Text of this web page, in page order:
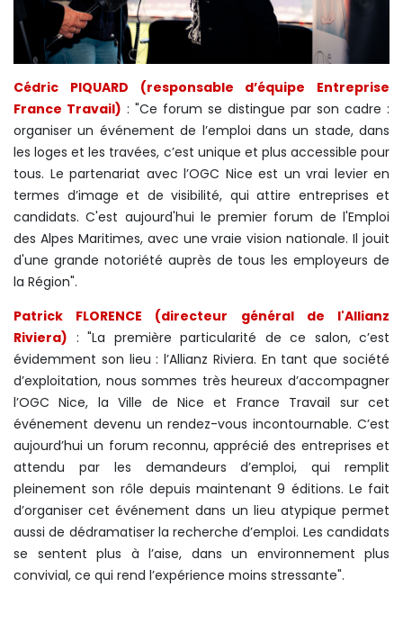
Cédric PIQUARD (responsable d’équipe Entreprise
France Travail) : "Ce forum se distingue par son cadre :
organiser un événement de l’emploi dans un stade, dans
les loges et les travées, c’est unique et plus accessible pour
tous. Le partenariat avec l’OGC Nice est un vrai levier en
termes d’image et de visibilité, qui attire entreprises et
candidats. C'est aujourd'hui le premier forum de l'Emploi
des Alpes Maritimes, avec une vraie vision nationale. Il jouit
d'une grande notoriété auprès de tous les employeurs de
la Région".
Patrick FLORENCE (directeur général de l'Allianz
Riviera) : "La première particularité de ce salon, c’est
évidemment son lieu : l’Allianz Riviera. En tant que société
d’exploitation, nous sommes très heureux d’accompagner
l’OGC Nice, la Ville de Nice et France Travail sur cet
événement devenu un rendez-vous incontournable. C’est
aujourd’hui un forum reconnu, apprécié des entreprises et
attendu par les demandeurs d’emploi, qui remplit
pleinement son rôle depuis maintenant 9 éditions. Le fait
d’organiser cet événement dans un lieu atypique permet
aussi de dédramatiser la recherche d’emploi. Les candidats
se sentent plus à l’aise, dans un environnement plus
convivial, ce qui rend l’expérience moins stressante".